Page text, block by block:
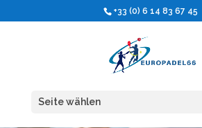
+33 (0) 6 14 83 67 45
Seite wählen